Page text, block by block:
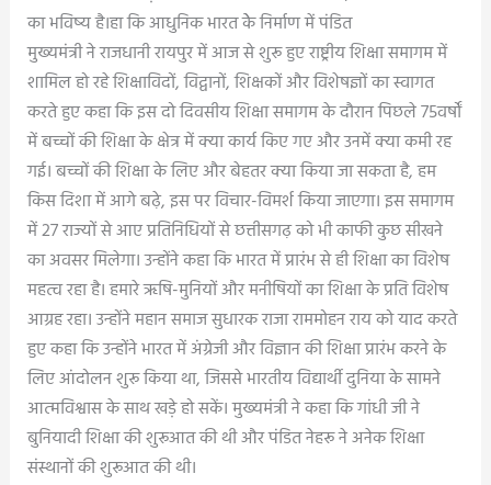
का भविष्य है।हा कि आधुनिक भारत केे निर्माण में पंडित
मुख्यमंत्री ने राजधानी रायपुर में आज से शुरू हुए राष्ट्रीय शिक्षा समागम में
शामिल हो रहे शिक्षाविदों, विद्वानों, शिक्षकों और विशेषज्ञों का स्वागत
करते हुए कहा कि इस दो दिवसीय शिक्षा समागम के दौरान पिछले 75वर्षों
में बच्चों की शिक्षा के क्षेत्र में क्या कार्य किए गए और उनमें क्या कमी रह
गई। बच्चों की शिक्षा के लिए और बेहतर क्या किया जा सकता है, हम
किस दिशा में आगे बढ़े, इस पर विचार-विमर्श किया जाएगा। इस समागम
में 27 राज्यों से आए प्रतिनिधियों से छत्तीसगढ़ को भी काफी कुछ सीखने
का अवसर मिलेगा। उन्होंने कहा कि भारत में प्रारंभ से ही शिक्षा का विशेष
महत्व रहा है। हमारे ऋषि-मुनियों और मनीषियों का शिक्षा के प्रति विशेष
आग्रह रहा। उन्होंने महान समाज सुधारक राजा राममोहन राय को याद करते
हुए कहा कि उन्होंने भारत में अंग्रेजी और विज्ञान की शिक्षा प्रारंभ करने के
लिए आंदोलन शुरू किया था, जिससे भारतीय विद्यार्थी दुनिया के सामने
आत्मविश्वास के साथ खड़े हो सकें। मुख्यमंत्री ने कहा कि गांधी जी ने
बुनियादी शिक्षा की शुरूआत की थी और पंडित नेहरू ने अनेक शिक्षा
संस्थानों की शुरूआत की थी।